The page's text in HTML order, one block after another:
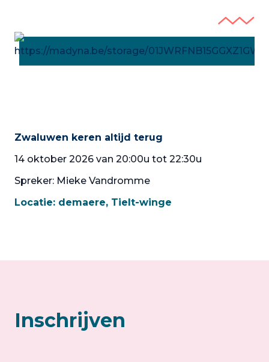
Zwaluwen keren altijd terug
14 oktober 2026 van 20:00u tot 22:30u
Spreker: Mieke Vandromme
Locatie: demaere, Tielt-winge
Inschrijven